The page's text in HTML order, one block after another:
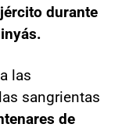
durante
las
sangrientas
de